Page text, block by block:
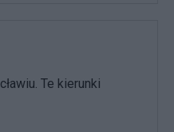
Te kierunki